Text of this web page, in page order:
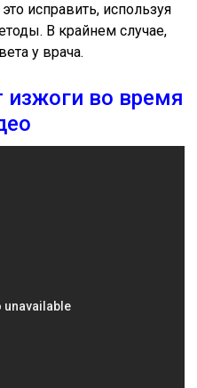
исправить, используя
В крайнем случае,
у врача.
изжоги во время